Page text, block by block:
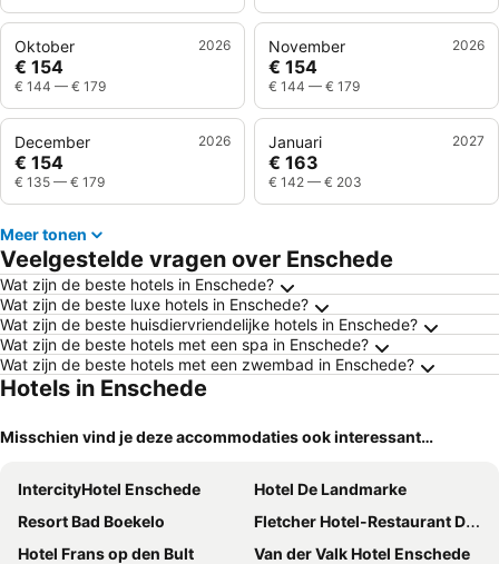
Oktober 2026
€ 154
€ 144 — € 179
November 2026
€ 154
€ 144 — € 179
December 2026
€ 154
€ 135 — € 179
Januari 2027
€ 163
€ 142 — € 203
Meer tonen
Veelgestelde vragen over Enschede
Wat zijn de beste hotels in Enschede?
Wat zijn de beste luxe hotels in Enschede?
Wat zijn de beste huisdiervriendelijke hotels in Enschede?
Wat zijn de beste hotels met een spa in Enschede?
Wat zijn de beste hotels met een zwembad in Enschede?
Hotels in Enschede
Misschien vind je deze accommodaties ook interessant…
IntercityHotel Enschede
Hotel De Landmarke
Resort Bad Boekelo
Fletcher Hotel-Restaurant De Broeierd-Enschede
Hotel Frans op den Bult
Van der Valk Hotel Enschede